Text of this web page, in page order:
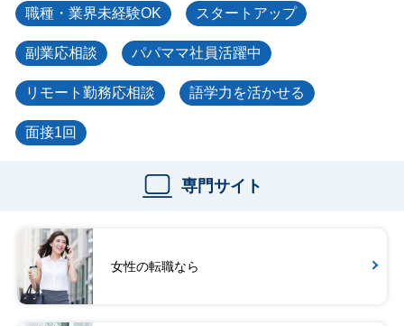
職種・業界未経験OK スタートアップ
副業応相談 パパママ社員活躍中
リモート勤務応相談 語学力を活かせる
面接1回
専門サイト
女性の転職なら